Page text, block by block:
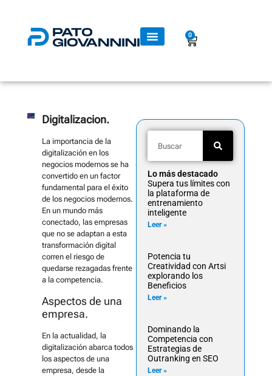
0
Digitalizacion.
La importancia de la
digitalización en los
negocios modernos se ha
convertido en un factor
fundamental para el éxito
de los negocios modernos.
En un mundo más
conectado, las empresas
que no se adaptan a esta
transformación digital
corren el riesgo de
quedarse rezagadas frente
a la competencia.
Aspectos de una
empresa.
En la actualidad, la
digitalización abarca todos
los aspectos de una
empresa, desde la
Lo más destacado
Supera tus límites con
la plataforma de
entrenamiento
inteligente
Leer »
Potencia tu
Creatividad con Artsi
explorando los
Beneficios
Leer »
Dominando la
Competencia con
Estrategias de
Outranking en SEO
Leer »